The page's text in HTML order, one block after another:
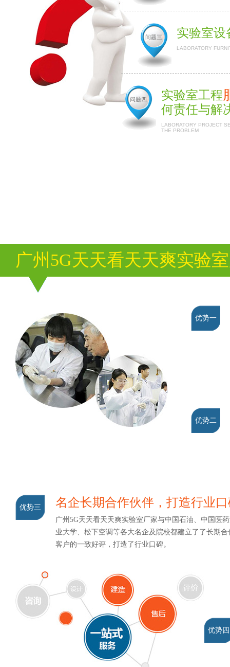
问题三 实验室设
LABORATORY
问题四 实验室工程
何责任与解
LABORATORY PROJECT
THE PROBLEM
广州5G天天看天天爽实验
优势一
优势二
优势三 名企长期合作伙伴，打造行业
广州5G天天看天天爽实验室厂家与中国石油、中国医药
业大学、松下空调等各大名企及院校都建立了了长期合作
客户的一致好评，打造了行业口碑。
优势四